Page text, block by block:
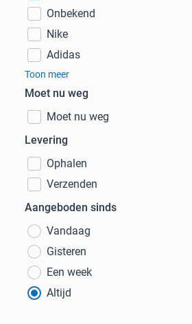
Onbekend
Nike
Adidas
Toon meer
Moet nu weg
Moet nu weg
Levering
Ophalen
Verzenden
Aangeboden sinds
Vandaag
Gisteren
Een week
Altijd